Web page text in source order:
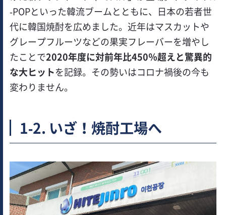
-POPといった韓流ブームとともに、日本の若者世
代に韓国焼酎を広めました。近年はマスカットや
グレープフルーツなどの果実フレーバーを増やし
たことで2020年度に対前年比450％超えと驚異的
な大ヒットを記録。その勢いはコロナ禍後の今も
変わりません。
1-2. いざ！焼酎工場へ